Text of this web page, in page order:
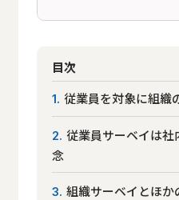
目次
1 従業員を対象に組織
2 従業員サーベイは
念
3 組織サーベイとほか